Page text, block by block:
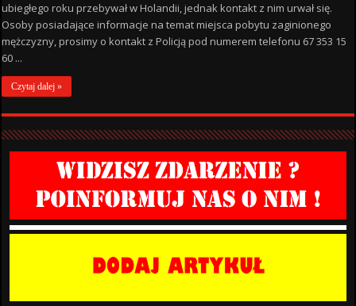
ubiegłego roku przebywał w Holandii, jednak kontakt z nim urwał się.
Osoby posiadające informacje na temat miejsca pobytu zaginionego
mężczyzny, prosimy o kontakt z Policją pod numerem telefonu 67 353 15
60 ...
Czytaj dalej »